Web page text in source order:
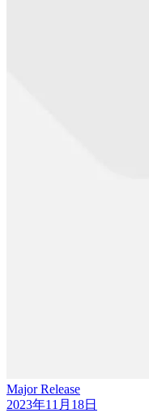
Major Release
2023年11月18日